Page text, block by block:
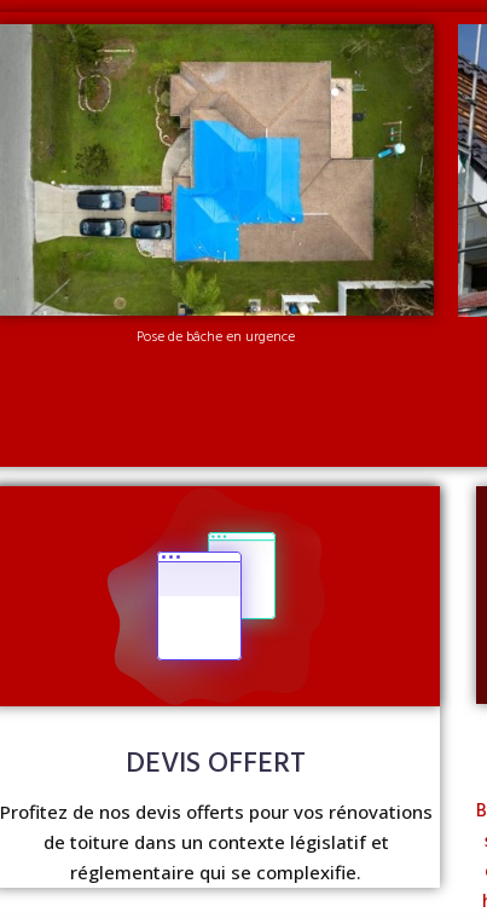
Pose de bâche en urgence
DEVIS OFFERT
Profitez de nos devis offerts pour vos rénovations
de toiture dans un contexte législatif et
réglementaire qui se complexifie.